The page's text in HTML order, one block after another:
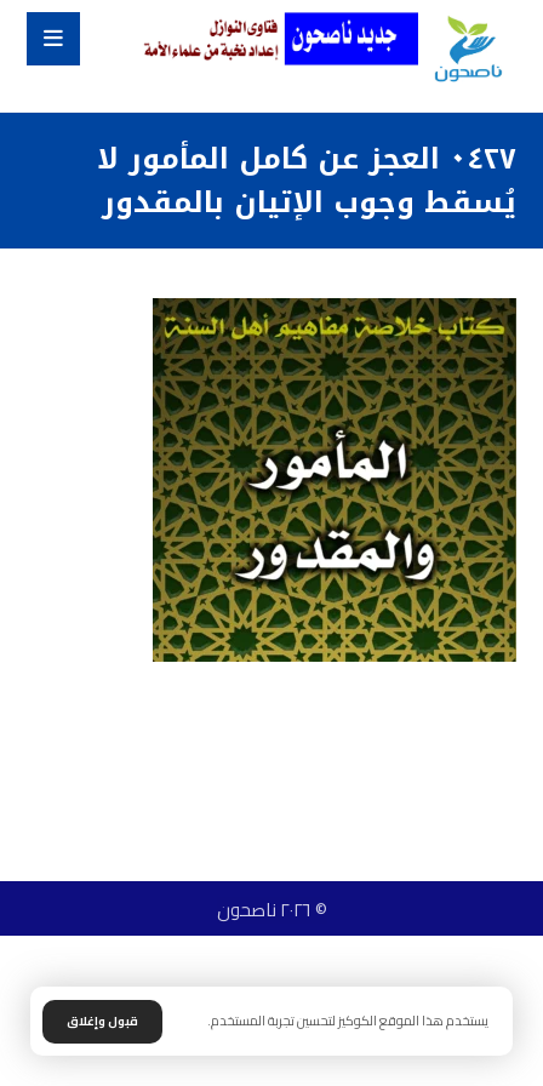
٠٤٢٧ العجز عن كامل المأمور لا
يُسقط وجوب الإتيان بالمقدور
© ٢٠٢٦ ناصحون
يستخدم هذا الموقع الكوكيز لتحسين تجربة المستخدم. قبول وإغلاق